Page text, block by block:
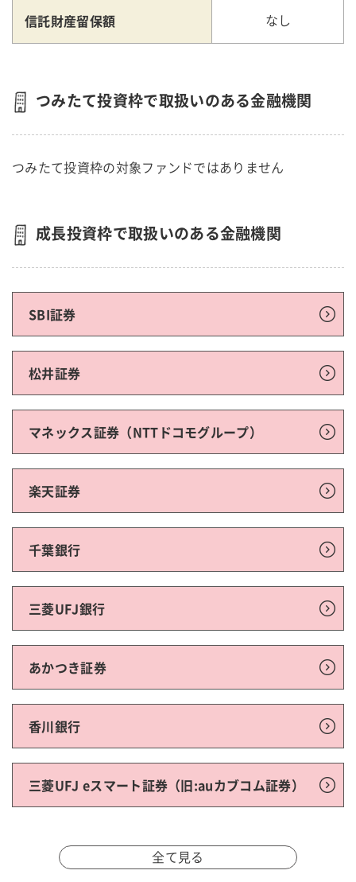
信託財産留保額 なし
つみたて投資枠で取扱いのある金融機関
つみたて投資枠の対象ファンドではありません
成長投資枠で取扱いのある金融機関
SBI証券
松井証券
マネックス証券（NTTドコモグループ）
楽天証券
千葉銀行
三菱UFJ銀行
あかつき証券
香川銀行
三菱UFJ eスマート証券（旧:auカブコム証券）
全て見る